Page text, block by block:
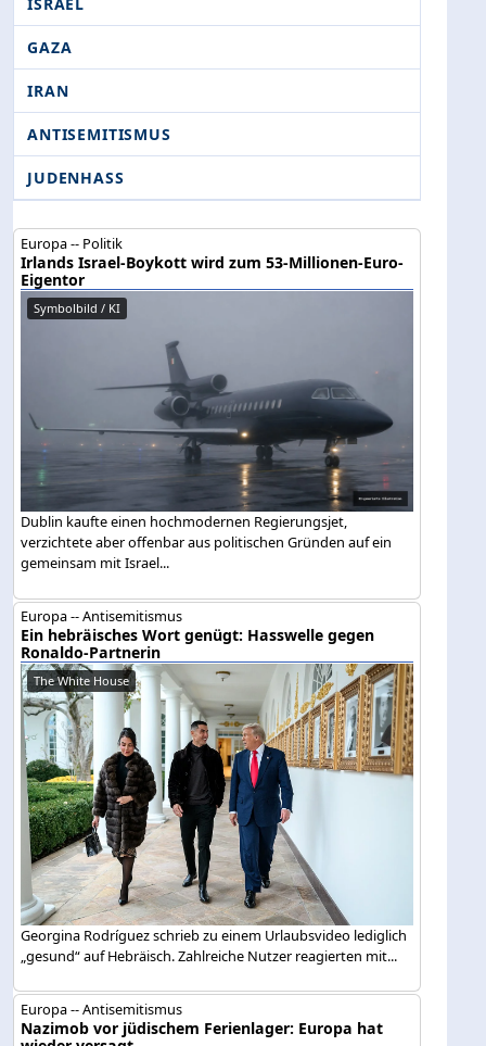
GAZA
IRAN
ANTISEMITISMUS
JUDENHASS
Europa -- Politik
Irlands Israel-Boykott wird zum 53-Millionen-Euro-
Eigentor
Symbolbild / KI
Dublin kaufte einen hochmodernen Regierungsjet,
verzichtete aber offenbar aus politischen Gründen auf ein
gemeinsam mit Israel...
Europa -- Antisemitismus
Ein hebräisches Wort genügt: Hasswelle gegen
Ronaldo-Partnerin
The White House
Georgina Rodríguez schrieb zu einem Urlaubsvideo lediglich
„gesund“ auf Hebräisch. Zahlreiche Nutzer reagierten mit...
Europa -- Antisemitismus
Nazimob vor jüdischem Ferienlager: Europa hat